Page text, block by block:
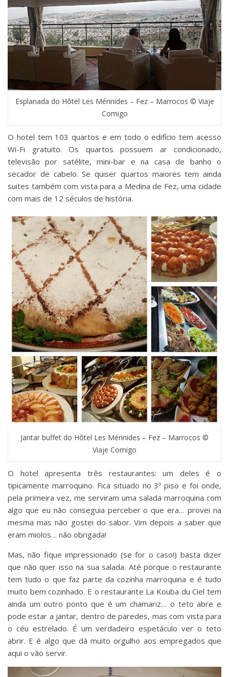
Esplanada do Hôtel Les Mérinides – Fez – Marrocos © Viaje
Comigo
O hotel tem 103 quartos e em todo o edifício tem acesso
Wi-Fi gratuito. Os quartos possuem ar condicionado,
televisão por satélite, mini-bar e na casa de banho o
secador de cabelo. Se quiser quartos maiores tem ainda
suites também com vista para a Medina de Fez, uma cidade
com mais de 12 séculos de história.
Jantar buffet do Hôtel Les Mérinides – Fez – Marrocos ©
Viaje Comigo
O hotel apresenta três restaurantes: um deles é o
tipicamente marroquino. Fica situado no 3º piso e foi onde,
pela primeira vez, me serviram uma salada marroquina com
algo que eu não conseguia perceber o que era… provei na
mesma mas não gostei do sabor. Vim depois a saber que
eram miolos… não obrigada!
Mas, não fique impressionado (se for o caso!) basta dizer
que não quer isso na sua salada. Até porque o restaurante
tem tudo o que faz parte da cozinha marroquina e é tudo
muito bem cozinhado. E o restaurante La Kouba du Ciel tem
ainda um outro ponto que é um chamariz… o teto abre e
pode estar a jantar, dentro de paredes, mas com vista para
o céu estrelado. É um verdadeiro espetáculo ver o teto
abrir. E é algo que dá muito orgulho aos empregados que
aqui o vão servir.